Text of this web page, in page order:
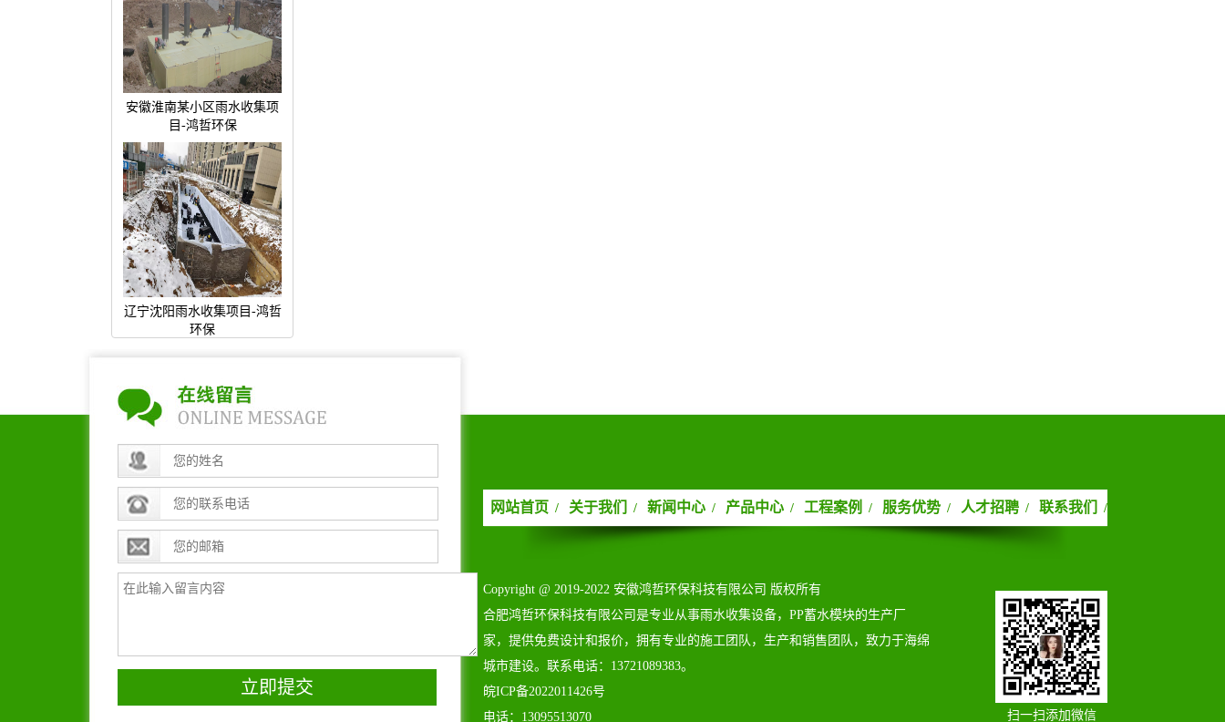
安徽淮南某小区雨水收集项
目-鸿哲环保
辽宁沈阳雨水收集项目-鸿哲
环保
立即提交
网站首页 / 关于我们 / 新闻中心 / 产品中心 / 工程案例 / 服务优势 / 人才招聘 / 联系我们 /
Copyright@2019-2022安徽鸿哲环保科技有限公司版权所有
合肥鸿哲环保科技有限公司是专业从事雨水收集设备，PP蓄水模块的生产厂
家，提供免费设计和报价，拥有专业的施工团队，生产和销售团队，致力于海绵
城市建设。联系电话：13721089383。
皖ICP备2022011426号
电话：13095513070
扫一扫添加微信